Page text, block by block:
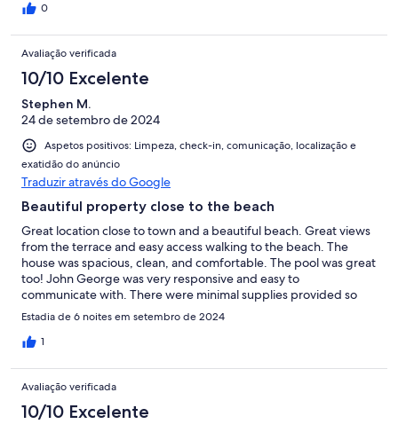
0
Avaliação verificada
10/10 Excelente
Stephen M.
24 de setembro de 2024
Aspetos positivos: Limpeza, check-in, comunicação, localização e
exatidão do anúncio
Traduzir através do Google
Beautiful property close to the beach
Great location close to town and a beautiful beach. Great views
from the terrace and easy access walking to the beach. The
house was spacious, clean, and comfortable. The pool was great
too! John George was very responsive and easy to
communicate with. There were minimal supplies provided so
shopping will be needed for essentials.
Estadia de 6 noites em setembro de 2024
1
Avaliação verificada
10/10 Excelente